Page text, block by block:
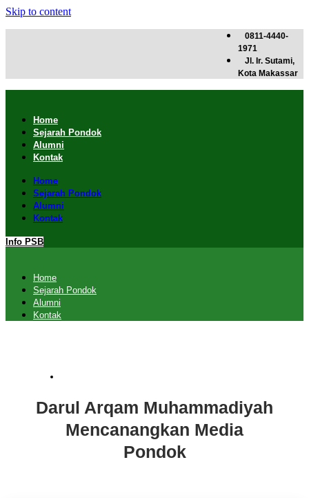
Skip to content
0811-4440-
1971
Jl. Ir. Sutami,
Kota Makassar
Home
Sejarah Pondok
Alumni
Kontak
Home
Sejarah Pondok
Alumni
Kontak
Info PSB
Home
Sejarah Pondok
Alumni
Kontak
Darul Arqam Muhammadiyah
Mencanangkan Media
Pondok